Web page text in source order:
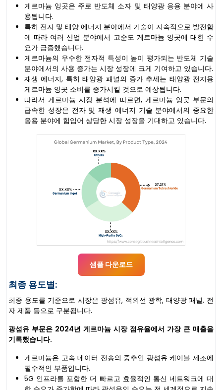
게르마늄 잉곳은 주로 반도체 소자 및 태양광 응용 분야에 사
용됩니다.
특히 전자 및 태양 에너지 분야에서 기술이 지속적으로 발전함
에 따라 여러 산업 분야에서 고순도 게르마늄 잉곳에 대한 수
요가 급증했습니다.
게르마늄의 우수한 전자적 특성이 높이 평가되는 반도체 기술
분야에서의 사용 증가는 시장 성장에 크게 기여하고 있습니다.
재생 에너지, 특히 태양광 패널의 증가 추세는 태양광 전지용
게르마늄 잉곳 소비를 증가시킬 것으로 예상됩니다.
따라서 게르마늄 시장 분석에 따르면, 게르마늄 잉곳 부문의
급속한 성장은 전자 및 재생 에너지 기술 분야에서의 중요한
응용 분야에 힘입어 상당한 시장 성장을 기대하고 있습니다.
샘플 다운로드
최종 용도별:
최종 용도를 기준으로 시장은 광섬유, 적외선 광학, 태양광 패널, 전
자 제품 등으로 구분됩니다.
광섬유 부문은 2024년 게르마늄 시장 점유율에서 가장 큰 매출을
기록했습니다.
게르마늄은 고속 데이터 전송의 중추인 광섬유 케이블 제조에
필수적인 부품입니다.
5G 인프라를 포함한 더 빠르고 효율적인 통신 네트워크에 대